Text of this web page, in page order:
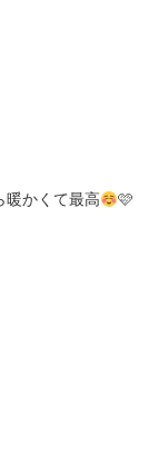
暖かくて最高 🩷